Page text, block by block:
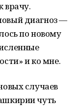
врачу.
диагноз —
по новому
и ко мне.
случаев
чуть